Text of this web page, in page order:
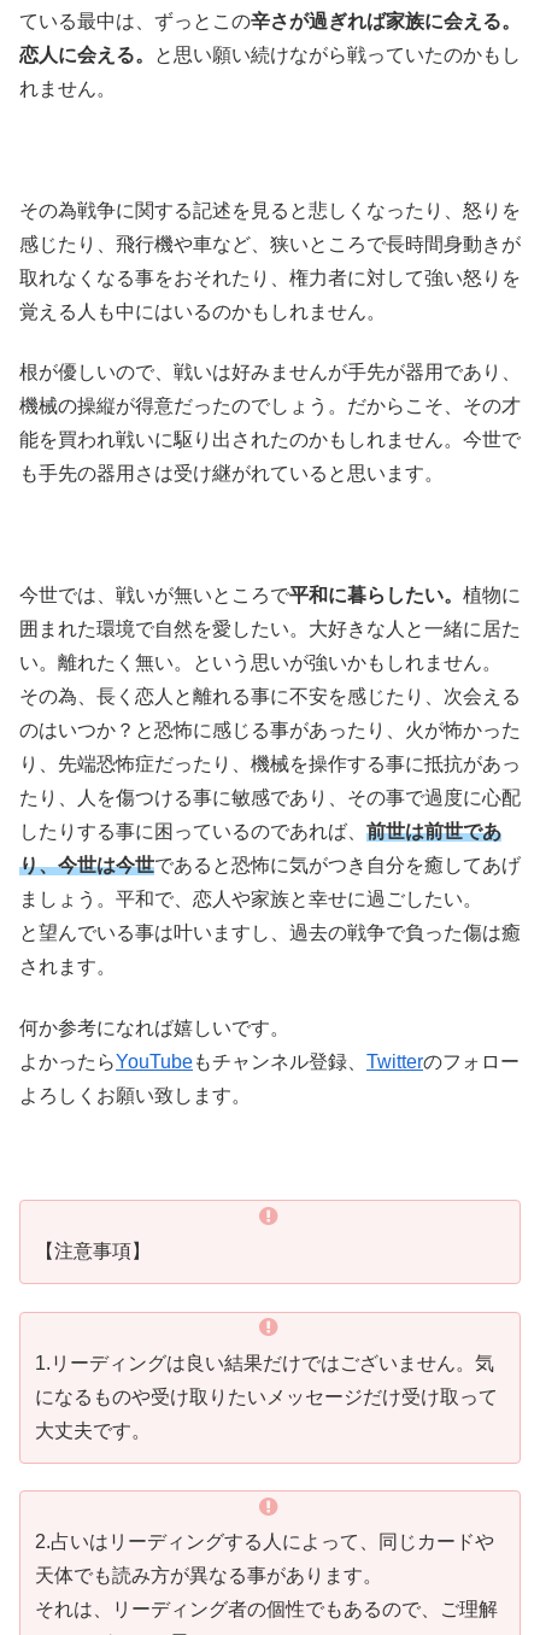
ている最中は、ずっとこの辛さが過ぎれば家族に会える。
恋人に会える。
と思い願い続けながら戦っていたのかもし
れません。
その為戦争に関する記述を見ると悲しくなったり、怒りを
感じたり、飛行機や車など、狭いところで長時間身動きが
取れなくなる事をおそれたり、権力者に対して強い怒りを
覚える人も中にはいるのかもしれません。
根が優しいので、戦いは好みませんが手先が器用であり、
機械の操縦が得意だったのでしょう。だからこそ、その才
能を買われ戦いに駆り出されたのかもしれません。今世で
も手先の器用さは受け継がれていると思います。
今世では、戦いが無いところで平和に暮らしたい。 植物に
囲まれた環境で自然を愛したい。大好きな人と一緒に居た
い。離れたく無い。という思いが強いかもしれません。
その為、長く恋人と離れる事に不安を感じたり、次会える
のはいつか？と恐怖に感じる事があったり、火が怖かった
り、先端恐怖症だったり、機械を操作する事に抵抗があっ
たり、人を傷つける事に敏感であり、その事で過度に心配
したりする事に困っているのであれば、 前世は前世であ
り、今世は今世であると恐怖に気がつき自分を癒してあげ
ましょう。平和で、恋人や家族と幸せに過ごしたい。
と望んでいる事は叶いますし、過去の戦争で負った傷は癒
されます。
何か参考になれば嬉しいです。
よかったらYouTubeもチャンネル登録、 Twitterのフォロー
よろしくお願い致します。
【注意事項】
1.リーディングは良い結果だけではございません。気
になるものや受け取りたいメッセージだけ受け取って
大丈夫です。
2.占いはリーディングする人によって、同じカードや
天体でも読み方が異なる事があります。
それは、リーディング者の個性でもあるので、ご理解